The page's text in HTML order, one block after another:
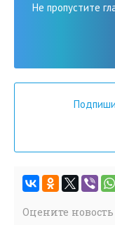
Не пропустите
Оцените новость